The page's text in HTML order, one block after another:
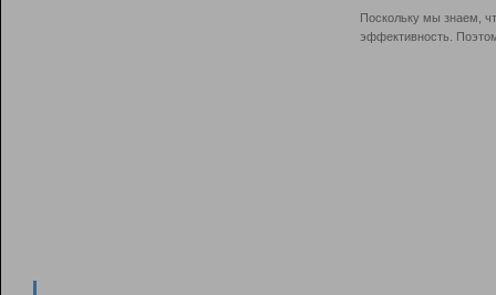
Поскольку мы знаем,
эффективность.